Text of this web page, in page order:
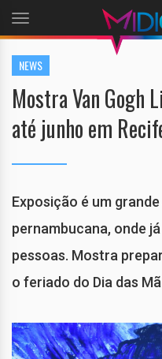
Toggle
navigation
NEWS
Mostra Van Gogh
até junho em
Exposição é um
pernambucana, onde
pessoas. Mostra
o feriado do Dia das